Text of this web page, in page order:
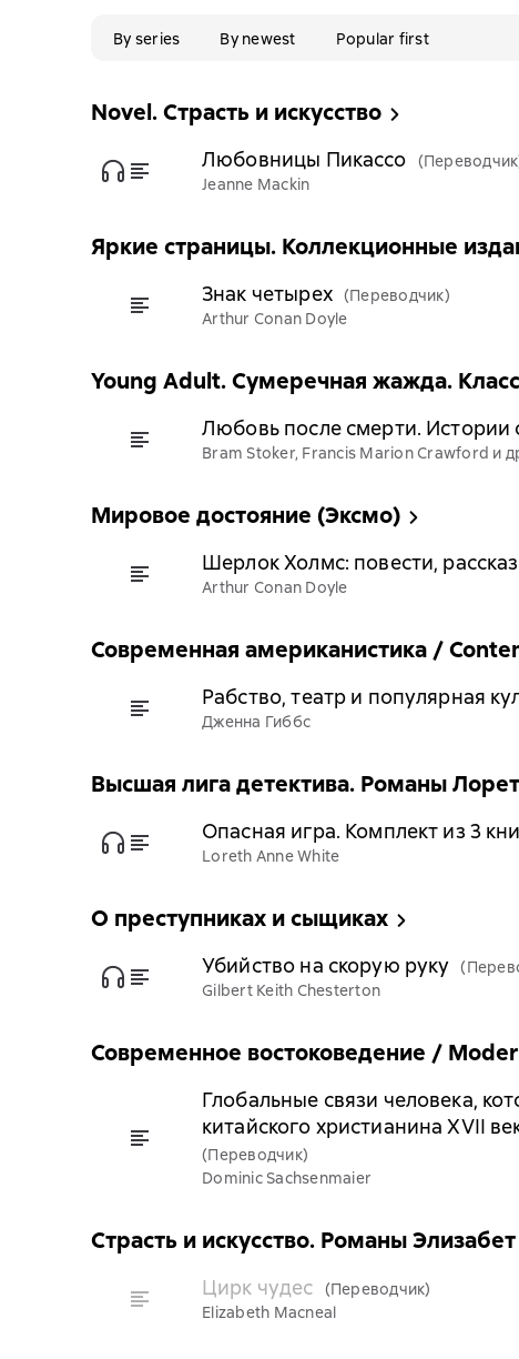
By series By newest Popular first
Novel. Страсть и искусство
Любовницы Пикассо
Jeanne Mackin
Яркие страницы. Коллекционные
Знак четырех (Переводчик)
Arthur Conan Doyle
Young Adult. Сумеречная жажда.
Любовь после смерти. Истории
Bram Stoker, Francis Marion Crawford и
Мировое достояние (Эксмо)
Шерлок Холмс: повести,
Arthur Conan Doyle
Современная американистика /
Рабство, театр и популярная
Дженна Гиббс
Высшая лига детектива. Романы
Опасная игра. Комплект из 3
Loreth Anne White
О преступниках и сыщиках
Убийство на скорую руку
Gilbert Keith Chesterton
Современное востоковедение /
Глобальные связи человека,
китайского христианина XVII
(Переводчик)
Dominic Sachsenmaier
Страсть и искусство. Романы
Цирк чудес
(Переводчик)
Elizabeth Macneal